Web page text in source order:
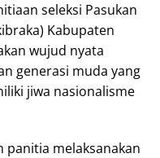
seleksi Pasukan
Kabupaten
wujud nyata
generasi muda yang
jiwa nasionalisme
panitia melaksanakan